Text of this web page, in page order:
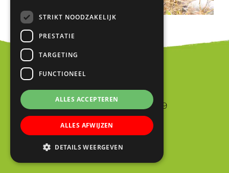
Blink
Jan van Riebeeckstraat 9
4105 BA CULEMBORG
0345 523698
info@blinkschool.nl
STRIKT NOODZAKELIJK
PRESTATIE
TARGETING
FUNCTIONEEL
ALLES ACCEPTEREN
ALLES AFWIJZEN
DETAILS WEERGEVEN